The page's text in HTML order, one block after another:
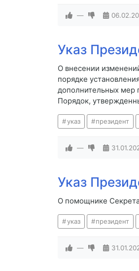
—
Указ
О внесении
порядке
дополнительных мер
Порядок,
указ президент
—
Указ
О помощнике
указ президент
—